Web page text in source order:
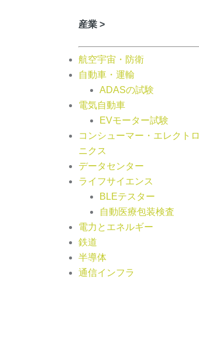
産業 >
航空宇宙・防衛
自動車・運輸
ADASの試験
電気自動車
EVモーター試験
コンシューマー・エレクトロ
ニクス
データセンター
ライフサイエンス
BLEテスター
自動医療包装検査
電力とエネルギー
鉄道
半導体
通信インフラ